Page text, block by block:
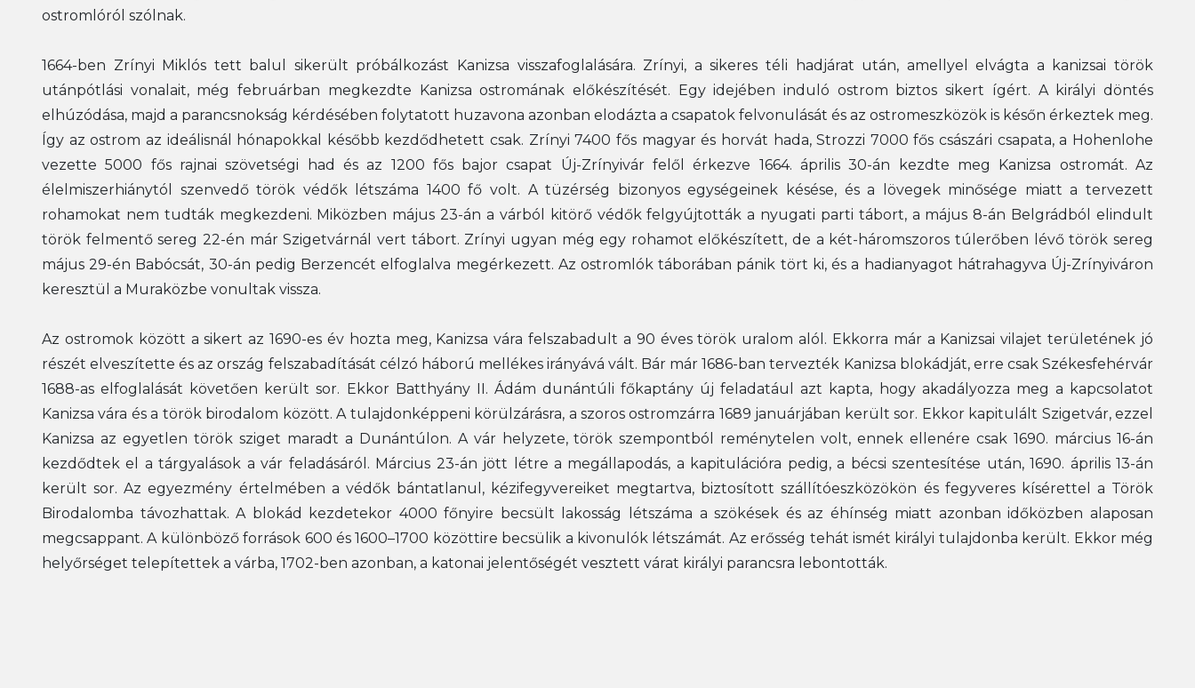
ostromlóról szólnak.
1664-ben Zrínyi Miklós tett balul sikerült próbálkozást Kanizsa visszafoglalására. Zrínyi, a sikeres téli hadjárat után, amellyel elvágta a kanizsai török
utánpótlási vonalait, még februárban megkezdte Kanizsa ostromának előkészítését. Egy idejében induló ostrom biztos sikert ígért. A királyi döntés
elhúzódása, majd a parancsnokság kérdésében folytatott huzavona azonban elodázta a csapatok felvonulását és az ostromeszközök is későn érkeztek meg.
Így az ostrom az ideálisnál hónapokkal később kezdődhetett csak. Zrínyi 7400 fős magyar és horvát hada, Strozzi 7000 fős császári csapata, a Hohenlohe
vezette 5000 fős rajnai szövetségi had és az 1200 fős bajor csapat Új-Zrínyivár felől érkezve 1664. április 30-án kezdte meg Kanizsa ostromát. Az
élelmiszerhiánytól szenvedő török védők létszáma 1400 fő volt. A tüzérség bizonyos egységeinek késése, és a lövegek minősége miatt a tervezett
rohamokat nem tudták megkezdeni. Miközben május 23-án a várból kitörő védők felgyújtották a nyugati parti tábort, a május 8-án Belgrádból elindult
török felmentő sereg 22-én már Szigetvárnál vert tábort. Zrínyi ugyan még egy rohamot előkészített, de a két-háromszoros túlerőben lévő török sereg
május 29-én Babócsát, 30-án pedig Berzencét elfoglalva megérkezett. Az ostromlók táborában pánik tört ki, és a hadianyagot hátrahagyva Új-Zrínyiváron
keresztül a Muraközbe vonultak vissza.
Az ostromok között a sikert az 1690-es év hozta meg, Kanizsa vára felszabadult a 90 éves török uralom alól. Ekkorra már a Kanizsai vilajet területének jó
részét elveszítette és az ország felszabadítását célzó háború mellékes irányává vált. Bár már 1686-ban tervezték Kanizsa blokádját, erre csak Székesfehérvár
1688-as elfoglalását követően került sor. Ekkor Batthyány II. Ádám dunántúli főkaptány új feladatául azt kapta, hogy akadályozza meg a kapcsolatot
Kanizsa vára és a török birodalom között. A tulajdonképpeni körülzárásra, a szoros ostromzárra 1689 januárjában került sor. Ekkor kapitulált Szigetvár, ezzel
Kanizsa az egyetlen török sziget maradt a Dunántúlon. A vár helyzete, török szempontból reménytelen volt, ennek ellenére csak 1690. március 16-án
kezdődtek el a tárgyalások a vár feladásáról. Március 23-án jött létre a megállapodás, a kapitulációra pedig, a bécsi szentesítése után, 1690. április 13-án
került sor. Az egyezmény értelmében a védők bántatlanul, kézifegyvereiket megtartva, biztosított szállítóeszközökön és fegyveres kísérettel a Török
Birodalomba távozhattak. A blokád kezdetekor 4000 főnyire becsült lakosság létszáma a szökések és az éhínség miatt azonban időközben alaposan
megcsappant. A különböző források 600 és 1600–1700 közöttire becsülik a kivonulók létszámát. Az erősség tehát ismét királyi tulajdonba került. Ekkor még
helyőrséget telepítettek a várba, 1702-ben azonban, a katonai jelentőségét vesztett várat királyi parancsra lebontották.